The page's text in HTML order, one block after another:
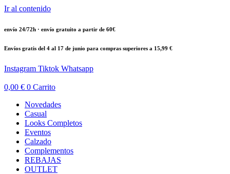
Ir al contenido
envío 24/72h · envío gratuito a partir de 60€
Envíos gratis del 4 al 17 de junio para compras superiores a 15,99 €
Instagram Tiktok Whatsapp
0,00 € 0 Carrito
Novedades
Casual
Looks Completos
Eventos
Calzado
Complementos
REBAJAS
OUTLET